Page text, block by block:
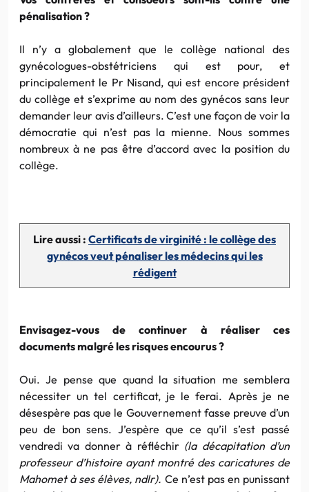
pénalisation ?
Il n’y a globalement que le collège national des
gynécologues-obstétriciens qui est pour, et
principalement le Pr Nisand, qui est encore président
du collège et s’exprime au nom des gynécos sans leur
demander leur avis d’ailleurs. C’est une façon de voir la
démocratie qui n’est pas la mienne. Nous sommes
nombreux à ne pas être d’accord avec la position du
collège.
Lire aussi : Certificats de virginité : le collège des
gynécos veut pénaliser les médecins qui les
rédigent
Envisagez-vous de continuer à réaliser ces
documents malgré les risques encourus ?
Oui. Je pense que quand la situation me semblera
nécessiter un tel certificat, je le ferai. Après je ne
désespère pas que le Gouvernement fasse preuve d’un
peu de bon sens. J’espère que ce qu’il s’est passé
vendredi va donner à réfléchir(la décapitation d’un
professeur d’histoire ayant montré des caricatures de
Mahomet à ses élèves, ndlr). Ce n’est pas en punissant